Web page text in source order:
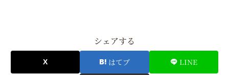
シェアする
はてブ LINE